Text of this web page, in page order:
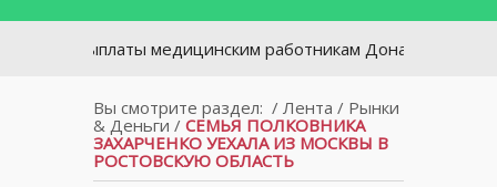
На выплаты медицинским работникам Дона выделено 27
Вы смотрите раздел: / Лента / Рынки
& Деньги / СЕМЬЯ ПОЛКОВНИКА
ЗАХАРЧЕНКО УЕХАЛА ИЗ МОСКВЫ В
РОСТОВСКУЮ ОБЛАСТЬ